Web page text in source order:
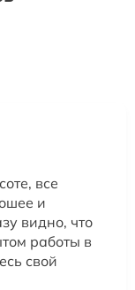
все
и
видно, что
работы в
свой